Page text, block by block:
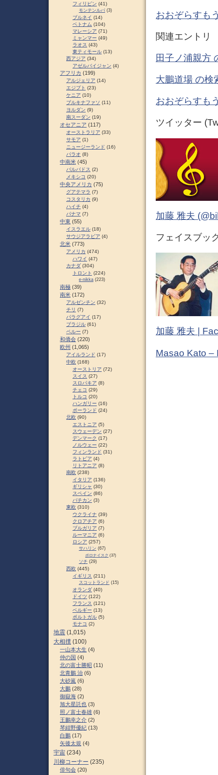
おおぞらすも
関連エントリ
田子ノ浦親方
大鵬道場 の検
おおぞらすも
ツイッター
加藤 雅夫
フェイスブッ
加藤 雅夫 |
Masao Kato –
フィリピン (41)
モンテンルパ (3)
ブルネイ (14)
ベトナム (104)
マレーシア (71)
ミャンマー (49)
ラオス (43)
東ティモール (13)
西アジア (34)
アゼルバイジャン (4)
アフリカ (199)
アルジェリア (14)
エジプト (23)
ケニア (10)
ブルキナファソ (11)
ヨルダン (9)
南スーダン (19)
オセアニア (117)
オーストラリア (33)
サモア (1)
ニュージーランド (16)
パラオ (8)
中南米 (45)
バルバドス (2)
メキシコ (20)
中央アメリカ (75)
グアテマラ (7)
コスタリカ (9)
ハイチ (4)
パナマ (7)
中東 (55)
イスラエル (18)
サウジアラビア (4)
北米 (773)
アメリカ (474)
ハワイ (47)
カナダ (304)
トロント (224)
e-nikka (223)
南極 (39)
南米 (172)
アルゼンチン (32)
チリ (7)
パラグアイ (17)
ブラジル (61)
ペルー (7)
和僑会 (220)
欧州 (1,065)
アイルランド (17)
中欧 (168)
オーストリア (72)
スイス (27)
スロパキア (8)
チェコ (29)
トルコ (20)
ハンガリー (16)
ポーランド (24)
北欧 (90)
エストニア (5)
スウェーデン (27)
デンマーク (17)
ノルウェー (22)
フィンランド (31)
ラトビア (4)
リトアニア (8)
南欧 (238)
イタリア (136)
ギリシャ (30)
スペイン (86)
バチカン (3)
東欧 (310)
ウクライナ (39)
クロアチア (6)
ブルガリア (7)
ルーマニア (6)
ロシア (257)
サハリン (67)
ポロナイスク (37)
ソチ (29)
西欧 (445)
イギリス (211)
スコットランド (15)
オランダ (40)
ドイツ (122)
フランス (121)
ベルギー (13)
ポルトガル (5)
モナコ (2)
地震 (1,015)
大相撲 (100)
一山本大生 (4)
仲の国 (4)
北の富士勝昭 (11)
北青鵬 治 (6)
大砂嵐 (6)
大鵬 (28)
御嶽海 (2)
旭大星託也 (3)
照ノ富士春雄 (6)
王鵬幸之介 (2)
琴紺野優紀 (13)
白鵬 (17)
矢後太規 (4)
宇宙 (234)
川柳コーナー (235)
俳句会 (20)